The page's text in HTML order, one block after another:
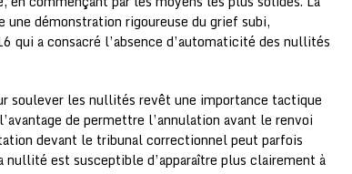
démonstration rigoureuse du grief subi,
qui a consacré l’absence d’automaticité des nullités
soulever les nullités revêt une importance tactique
de permettre l’annulation avant le renvoi
devant le tribunal correctionnel peut parfois
est susceptible d’apparaître plus clairement à